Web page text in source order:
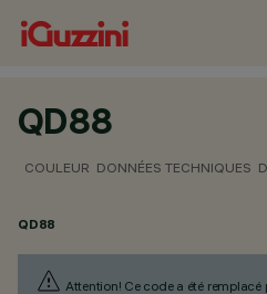
QD88
COULEUR DONNÉES TECHNIQUES
QD88
Attention! Ce code a été remplacé